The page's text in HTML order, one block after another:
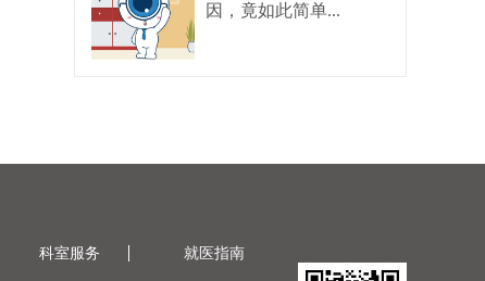
因，竟如此简单...
科室服务 就医指南